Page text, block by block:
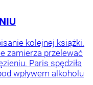
kolejnej książki.
zamierza przelewać
Paris spędziła
wpływem alkoholu